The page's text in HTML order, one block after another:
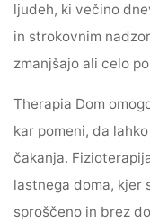
ljudeh, ki večino
in strokovnim
zmanjšajo ali celo
Therapia Dom
kar pomeni, da
čakanja.
lastnega doma, kjer
sproščeno in brez